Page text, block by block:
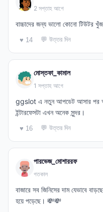
2 সপ্তাহ আগে
বাচ্চাদের জন্য ভালো কোনো টিউটর
♥ 14 💬 উত্তর দিন
মোস্তফা_কামাল
1 সপ্তাহ আগে
ggslot এ নতুন আপডেট আসার পর
ইন্টারফেসটা এখন অনেক সুন্দর।
♥ 16 💬 উত্তর দিন
পারভেজ_মোশাররফ
গতকাল
বাজারে সব জিনিসের দাম যেভাবে
হয়ে পড়েছে। 💸💸